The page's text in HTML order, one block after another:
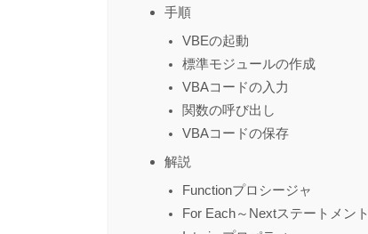
手順
VBEの起動
標準モジュールの作成
VBAコードの入力
関数の呼び出し
VBAコードの保存
解説
Functionプロシージャ
For Each～Nextステートメント